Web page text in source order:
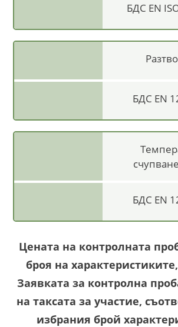
БДС EN
БДС EN
БДС EN
Цената на контролната
броя на
Заявката за контролна
на таксата за участие,
избрания брой